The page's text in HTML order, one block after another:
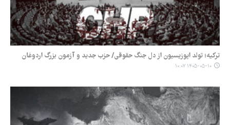
ترکیه؛ تولد اپوزیسیون از دل جنگ حقوقی/ حزب جدید و آزمون بزرگ اردوغان
۱۴۰۵-۰۵-۱۰ ۱۰:۰۷